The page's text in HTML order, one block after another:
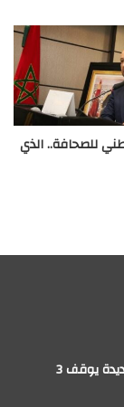
للصحافة.. الذي
موسم مولاي عبد الله تحت المراقبة.. الدرك بالجديدة يوقف 3